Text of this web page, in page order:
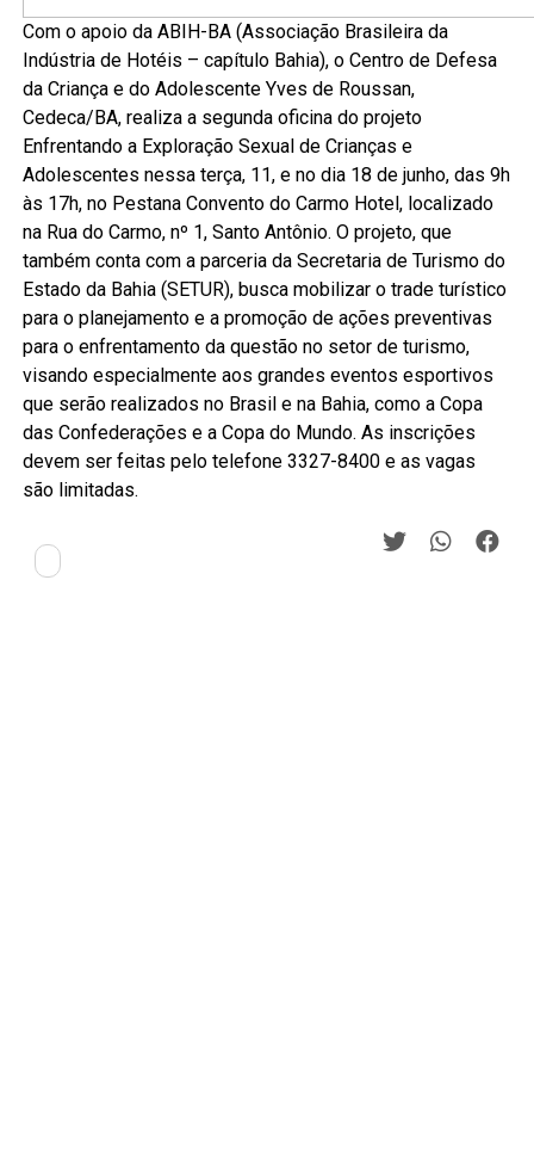
Com o apoio da ABIH-BA (Associação Brasileira da
Indústria de Hotéis – capítulo Bahia), o Centro de Defesa
da Criança e do Adolescente Yves de Roussan,
Cedeca/BA, realiza a segunda oficina do projeto
Enfrentando a Exploração Sexual de Crianças e
Adolescentes nessa terça, 11, e no dia 18 de junho, das 9h
às 17h, no Pestana Convento do Carmo Hotel, localizado
na Rua do Carmo, nº 1, Santo Antônio. O projeto, que
também conta com a parceria da Secretaria de Turismo do
Estado da Bahia (SETUR), busca mobilizar o trade turístico
para o planejamento e a promoção de ações preventivas
para o enfrentamento da questão no setor de turismo,
visando especialmente aos grandes eventos esportivos
que serão realizados no Brasil e na Bahia, como a Copa
das Confederações e a Copa do Mundo. As inscrições
devem ser feitas pelo telefone 3327-8400 e as vagas
são limitadas.